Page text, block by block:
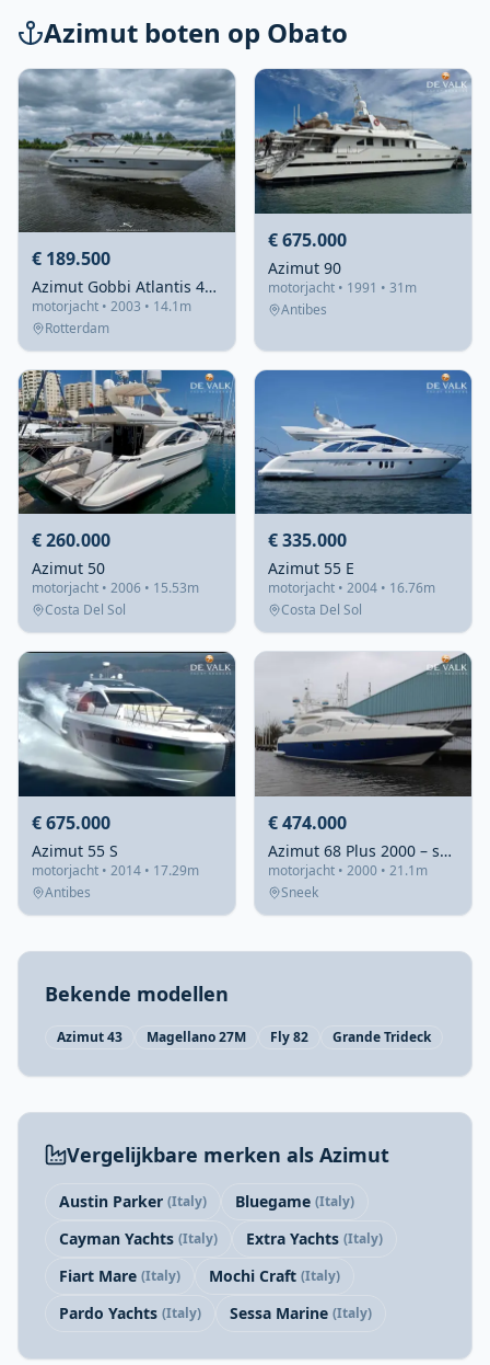
Azimut boten op Obato
€ 189.500
Azimut Gobbi Atlantis 47 2003 – Sportief & comfortabel
motorjacht • 2003 • 14.1m
Rotterdam
€ 675.000
Azimut 90
motorjacht • 1991 • 31m
Antibes
€ 260.000
Azimut 50
motorjacht • 2006 • 15.53m
Costa Del Sol
€ 335.000
Azimut 55 E
motorjacht • 2004 • 16.76m
Costa Del Sol
€ 675.000
Azimut 55 S
motorjacht • 2014 • 17.29m
Antibes
€ 474.000
Azimut 68 Plus 2000 – snelle flybridge met 4 hutten
motorjacht • 2000 • 21.1m
Sneek
Bekende modellen
Azimut 43 Magellano 27M Fly 82 Grande Trideck
Vergelijkbare merken als Azimut
Austin Parker (Italy) Bluegame (Italy)
Cayman Yachts (Italy) Extra Yachts (Italy)
Fiart Mare (Italy) Mochi Craft (Italy)
Pardo Yachts (Italy) Sessa Marine (Italy)